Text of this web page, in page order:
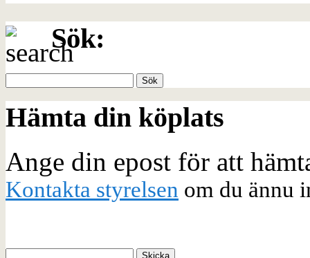
Sök:
Hämta din köplats
Ange din epost för att
Kontakta styrelsen om du ännu